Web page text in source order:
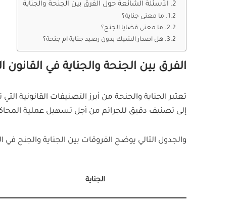
الأسئلة الشائعة حول الفرق بين الجنحة والجناية
ما معنى جناية؟
ما معنى قضايا الجنح؟
هل اصدار الشيك بدون رصيد جناية ام جنحة؟
الفرق بين الجنحة والجناية في القانون
تعتبر الجناية والجنحة من أبرز التصنيفات القانونية
إلى تصنيف دقيق للجرائم من أجل تسهيل عملية
والجدول التالي يوضح الفروقات بين الجناية والجنح في
الجناية